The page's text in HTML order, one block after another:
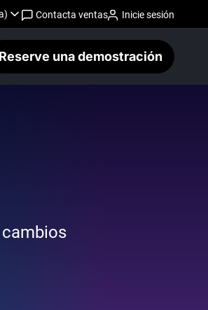
Contacta ventas Inicie sesión
Reserve una demostración